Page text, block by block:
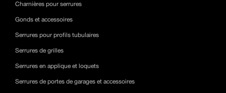
Charnières pour serrures
Gonds et accessoires
Serrures pour profils tubulaires
Serrures de grilles
Serrures en applique et loquets
Serrures de portes de garages et accessoires